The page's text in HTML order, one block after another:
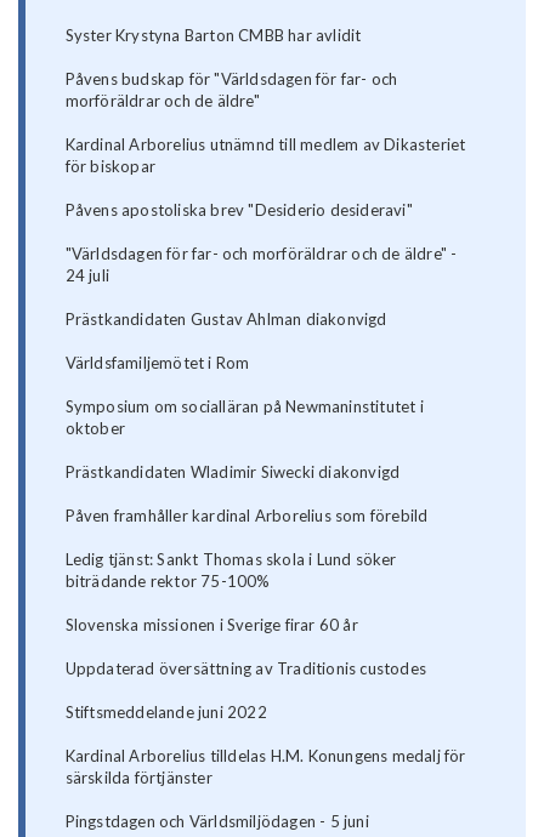
Syster Krystyna Barton CMBB har avlidit
Påvens budskap för "Världsdagen för far- och
morföräldrar och de äldre"
Kardinal Arborelius utnämnd till medlem av Dikasteriet
för biskopar
Påvens apostoliska brev "Desiderio desideravi"
"Världsdagen för far- och morföräldrar och de äldre" -
24 juli
Prästkandidaten Gustav Ahlman diakonvigd
Världsfamiljemötet i Rom
Symposium om socialläran på Newmaninstitutet i
oktober
Prästkandidaten Wladimir Siwecki diakonvigd
Påven framhåller kardinal Arborelius som förebild
Ledig tjänst: Sankt Thomas skola i Lund söker
biträdande rektor 75-100%
Slovenska missionen i Sverige firar 60 år
Uppdaterad översättning av Traditionis custodes
Stiftsmeddelande juni 2022
Kardinal Arborelius tilldelas H.M. Konungens medalj för
särskilda förtjänster
Pingstdagen och Världsmiljödagen - 5 juni